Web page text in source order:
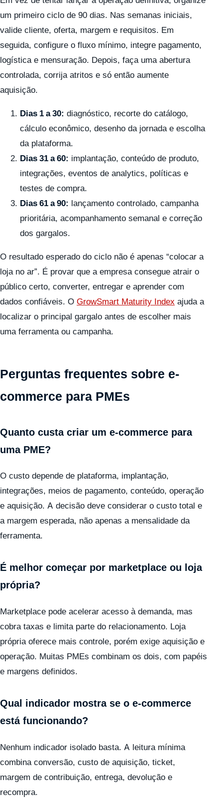
um primeiro ciclo de 90 dias. Nas semanas iniciais,
valide cliente, oferta, margem e requisitos. Em
seguida, configure o fluxo mínimo, integre pagamento,
logística e mensuração. Depois, faça uma abertura
controlada, corrija atritos e só então aumente
aquisição.
Dias 1 a 30: diagnóstico, recorte do catálogo,
cálculo econômico, desenho da jornada e escolha
da plataforma.
Dias 31 a 60: implantação, conteúdo de produto,
integrações, eventos de analytics, políticas e
testes de compra.
Dias 61 a 90: lançamento controlado, campanha
prioritária, acompanhamento semanal e correção
dos gargalos.
O resultado esperado do ciclo não é apenas “colocar a
loja no ar”. É provar que a empresa consegue atrair o
público certo, converter, entregar e aprender com
dados confiáveis. O GrowSmart Maturity Index ajuda a
localizar o principal gargalo antes de escolher mais
uma ferramenta ou campanha.
Perguntas frequentes sobre e-
commerce para PMEs
Quanto custa criar um e-commerce para
uma PME?
O custo depende de plataforma, implantação,
integrações, meios de pagamento, conteúdo, operação
e aquisição. A decisão deve considerar o custo total e
a margem esperada, não apenas a mensalidade da
ferramenta.
É melhor começar por marketplace ou loja
própria?
Marketplace pode acelerar acesso à demanda, mas
cobra taxas e limita parte do relacionamento. Loja
própria oferece mais controle, porém exige aquisição e
operação. Muitas PMEs combinam os dois, com papéis
e margens definidos.
Qual indicador mostra se o e-commerce
está funcionando?
Nenhum indicador isolado basta. A leitura mínima
combina conversão, custo de aquisição, ticket,
margem de contribuição, entrega, devolução e
recompra.